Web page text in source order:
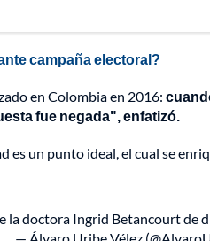
campaña electoral?
en Colombia en 2016:
fue negada", enfatizó.
es un punto ideal, el cual se
la doctora Ingrid Betancourt de
— Álvaro Uribe Vélez